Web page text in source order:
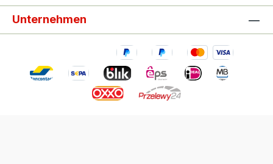
Unternehmen